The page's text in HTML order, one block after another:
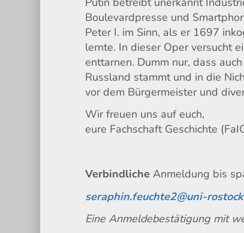
Boulevardpresse und
Peter I. im Sinn, als er 1697
lernte. In dieser Oper versucht
enttarnen. Dumm nur, dass
Russland stammt und in die
vor dem Bürgermeister und
Wir freuen uns auf euch,
eure Fachschaft Geschichte
Verbindliche Anmeldung bis
seraphin.feuchte2@uni-
Eine Anmeldebestätigung mit